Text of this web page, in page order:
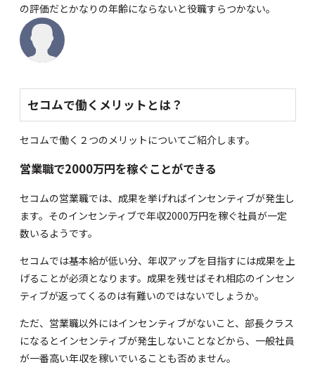
の評価だとかなりの年齢にならないと役職すらつかない。
セコムで働くメリットとは？
セコムで働く２つのメリットについてご紹介します。
営業職で2000万円を稼ぐことができる
セコムの営業職では、成果を挙げればインセンティブが発生し
ます。そのインセンティブで年収2000万円を稼ぐ社員が一定
数いるようです。
セコムでは基本給が低い分、年収アップを目指すには成果を上
げることが必須となります。成果を残せばそれ相応のインセン
ティブが返ってくるのは有難いのではないでしょうか。
ただ、営業職以外にはインセンティブがないこと、部長クラス
になるとインセンティブが発生しないことなどから、一般社員
が一番高い年収を稼いでいることも否めません。